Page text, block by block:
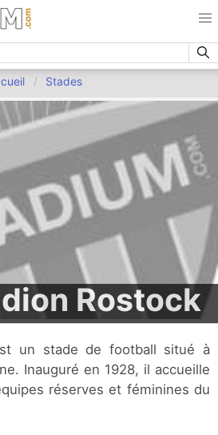
Stades
Rostock
Inauguré en 1928, il accueille
réserves et féminines du